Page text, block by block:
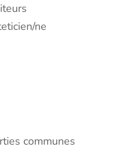
ne
communes